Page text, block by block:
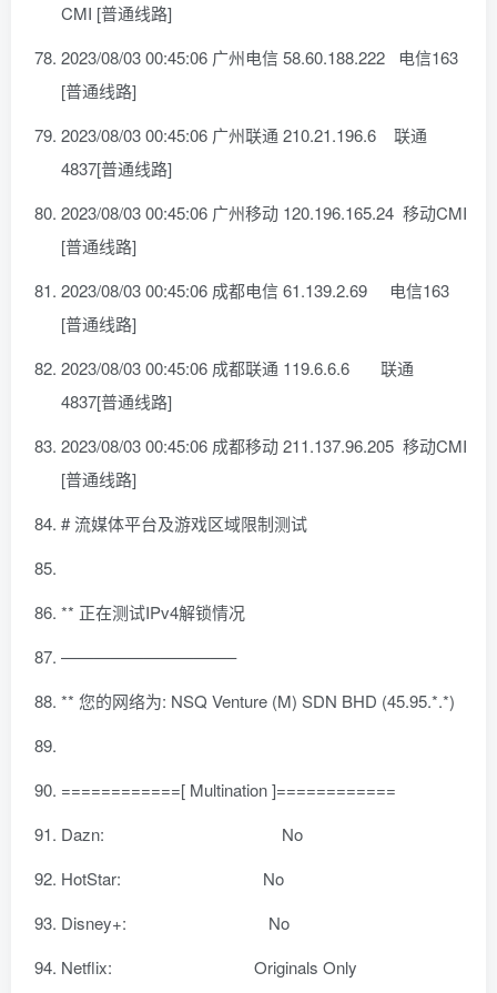
CMI [普通线路]
2023/08/03 00:45:06 广州电信 58.60.188.222 电信163
[普通线路]
2023/08/03 00:45:06 广州联通 210.21.196.6 联通
4837[普通线路]
2023/08/03 00:45:06 广州移动 120.196.165.24 移动CMI
[普通线路]
2023/08/03 00:45:06 成都电信 61.139.2.69 电信163
[普通线路]
2023/08/03 00:45:06 成都联通 119.6.6.6 联通
4837[普通线路]
2023/08/03 00:45:06 成都移动 211.137.96.205 移动CMI
[普通线路]
# 流媒体平台及游戏区域限制测试
** 正在测试IPv4解锁情况
——————————–
** 您的网络为: NSQ Venture (M) SDN BHD (45.95.*.*)
============[ Multination ]============
Dazn: No
HotStar: No
Disney+: No
Netflix: Originals Only